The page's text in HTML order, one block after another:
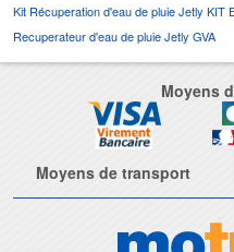
Kit Récuperation d'eau de pluie Jetly KIT
Recuperateur d'eau de pluie Jetly GVA
Moyens
Moyens de transport